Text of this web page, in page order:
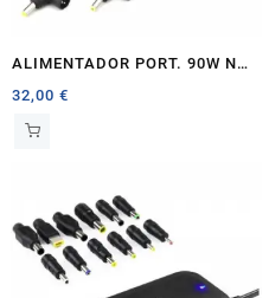
ALIMENTADOR PORT. 90W NGS
W-9 0 AUTOMATICO
32,00 €